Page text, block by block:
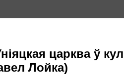
царква ў
Лойка)